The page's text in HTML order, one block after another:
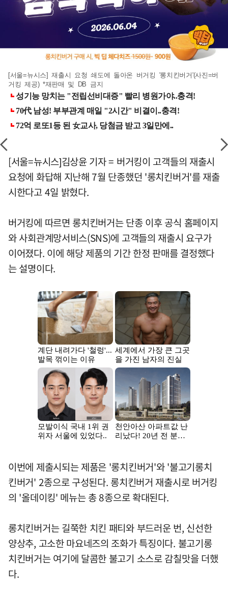
[서울=뉴시스] 재출시 요청 쇄도에 돌아온 버거킹 '롱치킨버거'(사진=버
거킹 제공) *재판매 및 DB 금지
[서울=뉴시스]김상윤 기자 = 버거킹이 고객들의 재출시
요청에 화답해 지난해 7월 단종했던 '롱치킨버거'를 재출
시한다고 4일 밝혔다.
버거킹에 따르면 롱치킨버거는 단종 이후 공식 홈페이지
와 사회관계망서비스(SNS)에 고객들의 재출시 요구가
이어졌다. 이에 해당 제품의 기간 한정 판매를 결정했다
는 설명이다.
이번에 제출시되는 제품은 '롱치킨버거'와 '불고기롱치
킨버거' 2종으로 구성된다. 롱치킨버거 재출시로 버거킹
의 '올데이킹' 메뉴는 총 8종으로 확대된다.
롱치킨버거는 길쭉한 치킨 패티와 부드러운 번, 신선한
양상추, 고소한 마요네즈의 조화가 특징이다. 불고기롱
치킨버거는 여기에 달콤한 불고기 소스로 감칠맛을 더했
다.